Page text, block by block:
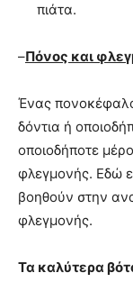
πιάτα.
–Πόνος και
Ένας
δόντια ή
οποιοδήποτε
φλεγμονής. Εδώ
βοηθούν στην
φλεγμονής.
Τα καλύτερα